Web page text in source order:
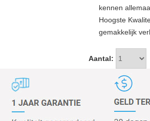
kennen
Hoogste
gemakkelijk
Aantal: